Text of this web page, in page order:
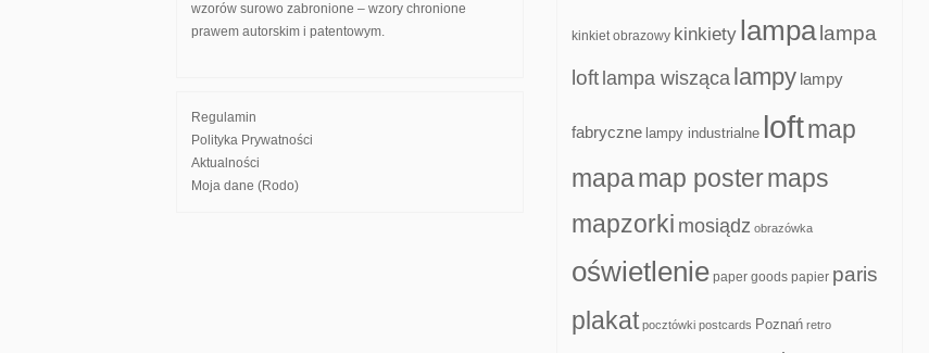
wzorów surowo zabronione – wzory chronione
prawem autorskim i patentowym.
Regulamin
Polityka Prywatności
Aktualności
Moja dane (Rodo)
kinkiet obrazowy kinkiety lampa lampa
loft lampa wisząca lampy lampy
fabryczne lampy industrialne loftmap
mapamap postermaps
mapzorki mosiądz obrazówka
oświetlenie paper goods papier paris
plakat pocztówki postcards Poznań retro